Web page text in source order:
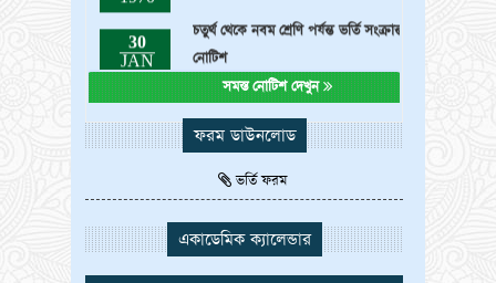
JAN
2025
নোটিশ
সমস্ত নোটিশ দেখুন
ফরম ডাউনলোড
ভর্তি ফরম
একাডেমিক ক্যালেন্ডার